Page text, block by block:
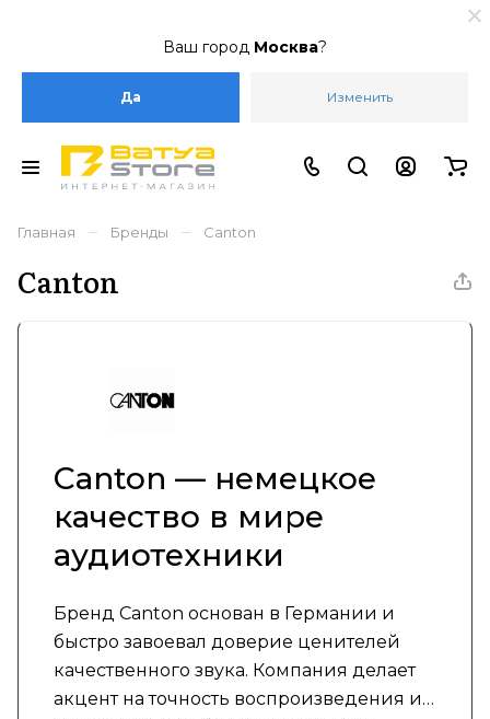
Ваш город Москва?
Да Изменить
Главная – Бренды – Canton
Canton
Canton — немецкое
качество в мире
аудиотехники
Бренд Canton основан в Германии и
быстро завоевал доверие ценителей
качественного звука. Компания делает
акцент на точность воспроизведения и